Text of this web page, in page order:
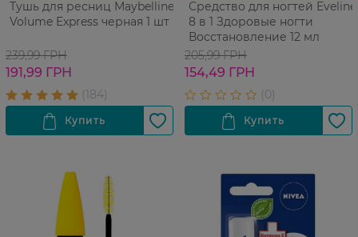
Тушь для ресниц Maybelline
Volume Express черная 1 шт
239,99 ГРН
191,99 ГРН
Средство для ногтей Eveline
8 в 1 Здоровые ногти
Восстановление 12 мл
205,99 ГРН
154,49 ГРН